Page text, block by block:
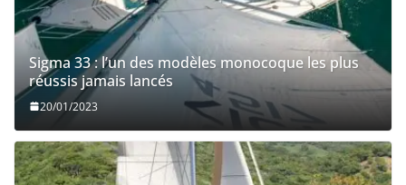
Sigma 33 : l’un des modèles monocoque les plus
réussis jamais lancés
20/01/2023